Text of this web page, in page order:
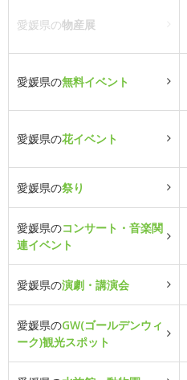
愛媛県の物産展
愛媛県の無料イベント
愛媛県の花イベント
愛媛県の祭り
愛媛県のコンサート・音楽関
連イベント
愛媛県の演劇・講演会
愛媛県のGW(ゴールデンウィ
ーク)観光スポット